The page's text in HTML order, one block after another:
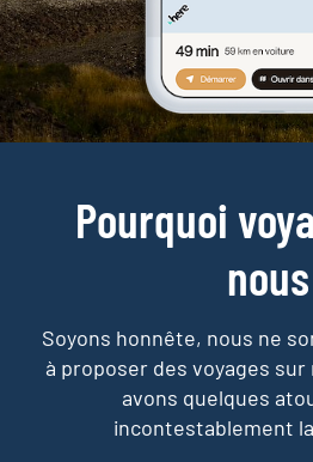
Pourquoi
nous
Soyons honnête, nous ne
à proposer des voyages sur
avons quelques
incontestablement